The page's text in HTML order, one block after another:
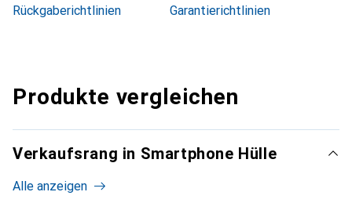
Rückgaberichtlinien
Garantierichtlinien
Produkte vergleichen
Verkaufsrang in Smartphone Hülle
Alle anzeigen